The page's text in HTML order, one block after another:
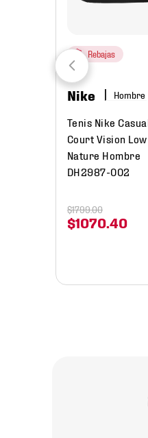
Rebajas
Nike Hombre
Tenis Nike
Court Vision
Nature Hombre
DH2987-002
$1070. 40
$1799.00